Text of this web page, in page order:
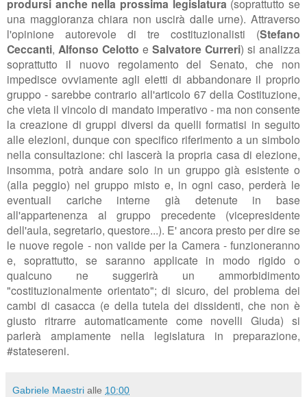
prodursi anche nella prossima legislatura (soprattutto se
una maggioranza chiara non uscirà dalle urne). Attraverso
l'opinione autorevole di tre costituzionalisti (Stefano
Ceccanti, Alfonso Celotto e Salvatore Curreri) si analizza
soprattutto il nuovo regolamento del Senato, che non
impedisce ovviamente agli eletti di abbandonare il proprio
gruppo - sarebbe contrario all'articolo 67 della Costituzione,
che vieta il vincolo di mandato imperativo - ma non consente
la creazione di gruppi diversi da quelli formatisi in seguito
alle elezioni, dunque con specifico riferimento a un simbolo
nella consultazione: chi lascerà la propria casa di elezione,
insomma, potrà andare solo in un gruppo già esistente o
(alla peggio) nel gruppo misto e, in ogni caso, perderà le
eventuali cariche interne già detenute in base
all'appartenenza al gruppo precedente (vicepresidente
dell'aula, segretario, questore...). E' ancora presto per dire se
le nuove regole - non valide per la Camera - funzioneranno
e, soprattutto, se saranno applicate in modo rigido o
qualcuno ne suggerirà un ammorbidimento
"costituzionalmente orientato"; di sicuro, del problema dei
cambi di casacca (e della tutela dei dissidenti, che non è
giusto ritrarre automaticamente come novelli Giuda) si
parlerà ampiamente nella legislatura in preparazione,
#statesereni.
Gabriele Maestri alle 10:00